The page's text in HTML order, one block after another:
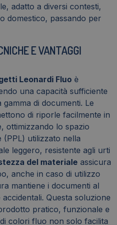
adatto a diversi contesti,
domestico, passando per
E VANTAGGI
Leonardi Fluo è
una capacità sufficiente
di documenti. Le
di riporle facilmente in
ottimizzando lo spazio
(PPL) utilizzato nella
leggero, resistente agli urti
del materiale assicura
anche in caso di utilizzo
mantiene i documenti al
Questa soluzione
pratico, funzionale e
colori fluo non solo facilita